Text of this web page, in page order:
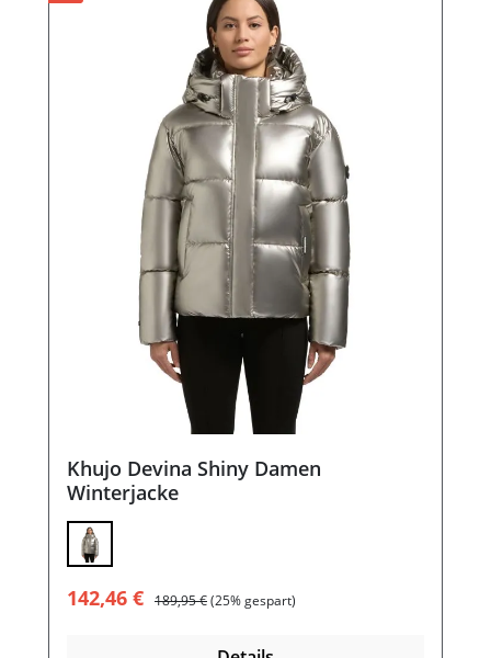
Khujo Devina Shiny Damen
Winterjacke
Verkaufspreis:
142,46 € Regulärer Preis:
189,95 €(25% gespart)